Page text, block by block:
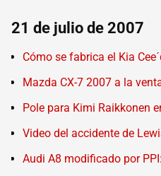
21 de julio de 2007
Cómo se fabrica el Kia
Mazda CX-7 2007 a la
Pole para Kimi Raikkonen
Video del accidente de
Audi A8 modificado por